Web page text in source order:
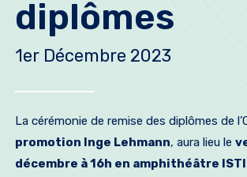
diplômes
1er Décembre 2023
La cérémonie de remise des diplômes de
promotion Inge Lehmann, aura lieu le
décembre à 16h en amphithéâtre